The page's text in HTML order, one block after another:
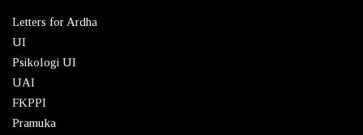
Letters for Ardha
UI
Psikologi UI
UAI
FKPPI
Pramuka